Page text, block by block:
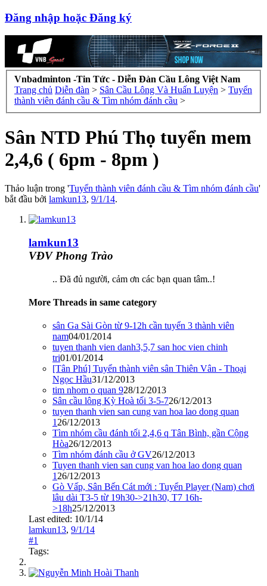
Đăng nhập hoặc Đăng ký
Vnbadminton -Tin Tức - Diễn Đàn Cầu Lông Việt Nam
Trang chủ Diễn đàn > Sân Cầu Lông Và Huấn Luyện > Tuyển
thành viên đánh cầu & Tìm nhóm đánh cầu >
Sân NTD Phú Thọ tuyển mem
2,4,6 ( 6pm - 8pm )
Thảo luận trong 'Tuyển thành viên đánh cầu & Tìm nhóm đánh cầu'
bắt đầu bởi lamkun13, 9/1/14.
lamkun13
VĐV Phong Trào
.. Đã đủ người, cảm ơn các bạn quan tâm..!
More Threads in same category
sân Ga Sài Gòn từ 9-12h cần tuyển 3 thành viên
nam04/01/2014
tuyen thanh vien danh3,5,7 san hoc vien chinh
tri01/01/2014
[Tân Phú] Tuyển thành viên sân Thiên Vân - Thoại
Ngọc Hầu31/12/2013
tim nhom o quan 928/12/2013
Sân cầu lông Kỳ Hoà tối 3-5-726/12/2013
tuyen thanh vien san cung van hoa lao dong quan
1 26/12/2013
Tìm nhóm cầu đánh tối 2,4,6 q Tân Bình, gần Cộng
Hòa26/12/2013
Tìm nhóm đánh cầu ở GV26/12/2013
Tuyen thanh vien san cung van hoa lao dong quan
1 26/12/2013
Gò Vấp, Sân Bến Cát mới : Tuyển Player (Nam) chơi
lâu dài T3-5 từ 19h30->21h30, T7 16h-
>18h25/12/2013
Last edited: 10/1/14
lamkun13, 9/1/14
#1
Tags: